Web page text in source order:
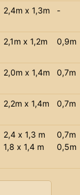
2,4m x 1,3m -
2,1m x 1,2m 0,9m
2,0m x 1,4m 0,7m
2,2m x 1,4m 0,7m
2,4 x 1,3 m
1,8 x 1,4 m
0,7m
0,5m